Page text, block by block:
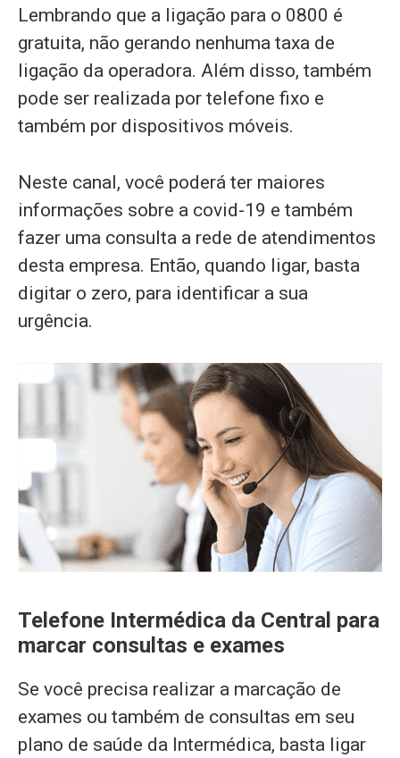
Lembrando que a ligação para o 0800 é
gratuita, não gerando nenhuma taxa de
ligação da operadora. Além disso, também
pode ser realizada por telefone fixo e
também por dispositivos móveis.
Neste canal, você poderá ter maiores
informações sobre a covid-19 e também
fazer uma consulta a rede de atendimentos
desta empresa. Então, quando ligar, basta
digitar o zero, para identificar a sua
urgência.
Telefone Intermédica da Central para
marcar consultas e exames
Se você precisa realizar a marcação de
exames ou também de consultas em seu
plano de saúde da Intermédica, basta ligar